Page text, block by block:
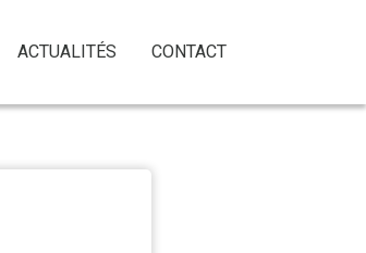
ACTUALITÉS CONTACT